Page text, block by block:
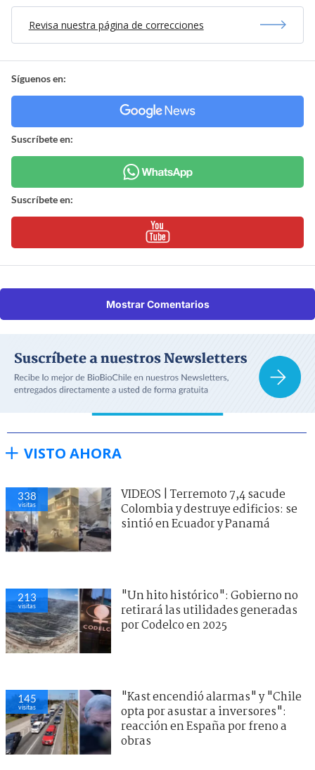
Revisa nuestra página de correcciones
Síguenos en:
Suscríbete en:
Suscríbete en:
Mostrar Comentarios
VISTO AHORA
338
visitas
VIDEOS | Terremoto 7,4 sacude
Colombia y destruye edificios: se
sintió en Ecuador y Panamá
213
visitas
"Un hito histórico": Gobierno no
retirará las utilidades generadas
por Codelco en 2025
145
visitas
"Kast encendió alarmas" y "Chile
opta por asustar a inversores":
reacción en España por freno a
obras